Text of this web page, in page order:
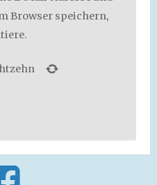
Browser speichern,